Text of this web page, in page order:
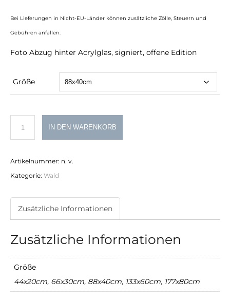
Bei Lieferungen in Nicht-EU-Länder können zusätzliche Zölle, Steuern und
Gebühren anfallen.
Foto Abzug hinter Acrylglas, signiert, offene Edition
Größe
IN DEN WARENKORB
Artikelnummer: n. v.
Kategorie: Wald
Zusätzliche Informationen
Zusätzliche Informationen
Größe
44x20cm, 66x30cm, 88x40cm, 133x60cm, 177x80cm